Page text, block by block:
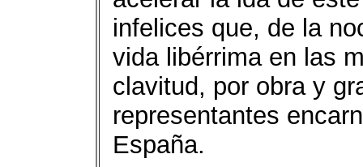
infelices que, de la
vida libérrima en las
clavitud, por obra y
representantes
España.